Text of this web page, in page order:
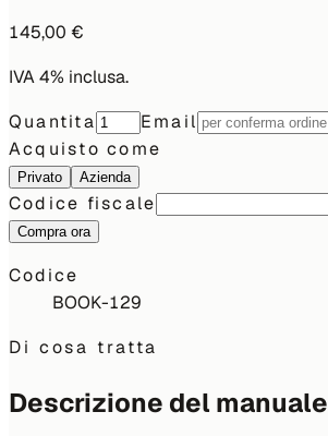
145,00 €
IVA 4% inclusa.
Quantita
Email
Acquisto come
Privato Azienda
Codice fiscale
Compra ora
Codice
BOOK-129
Di cosa tratta
Descrizione del manuale